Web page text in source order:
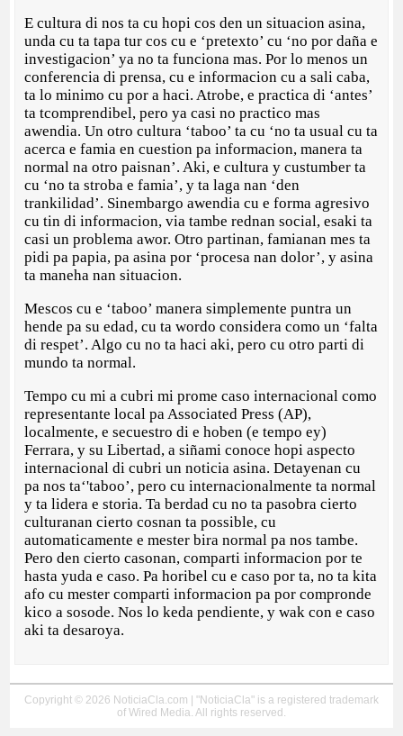
E cultura di nos ta cu hopi cos den un situacion asina,
unda cu ta tapa tur cos cu e ‘pretexto’ cu ‘no por daña e
investigacion’ ya no ta funciona mas. Por lo menos un
conferencia di prensa, cu e informacion cu a sali caba,
ta lo minimo cu por a haci. Atrobe, e practica di ‘antes’
ta tcomprendibel, pero ya casi no practico mas
awendia. Un otro cultura ‘taboo’ ta cu ‘no ta usual cu ta
acerca e famia en cuestion pa informacion, manera ta
normal na otro paisnan’. Aki, e cultura y custumber ta
cu ‘no ta stroba e famia’, y ta laga nan ‘den
trankilidad’. Sinembargo awendia cu e forma agresivo
cu tin di informacion, via tambe rednan social, esaki ta
casi un problema awor. Otro partinan, famianan mes ta
pidi pa papia, pa asina por ‘procesa nan dolor’, y asina
ta maneha nan situacion.
Mescos cu e ‘taboo’ manera simplemente puntra un
hende pa su edad, cu ta wordo considera como un ‘falta
di respet’. Algo cu no ta haci aki, pero cu otro parti di
mundo ta normal.
Tempo cu mi a cubri mi prome caso internacional como
representante local pa Associated Press (AP),
localmente, e secuestro di e hoben (e tempo ey)
Ferrara, y su Libertad, a siñami conoce hopi aspecto
internacional di cubri un noticia asina. Detayenan cu
pa nos ta‘'taboo’, pero cu internacionalmente ta normal
y ta lidera e storia. Ta berdad cu no ta pasobra cierto
culturanan cierto cosnan ta possible, cu
automaticamente e mester bira normal pa nos tambe.
Pero den cierto casonan, comparti informacion por te
hasta yuda e caso. Pa horibel cu e caso por ta, no ta kita
afo cu mester comparti informacion pa por compronde
kico a sosode. Nos lo keda pendiente, y wak con e caso
aki ta desaroya.
Copyright © 2026 NoticiaCla.com | "NoticiaCla" is a registered trademark
of Wired Media. All rights reserved.